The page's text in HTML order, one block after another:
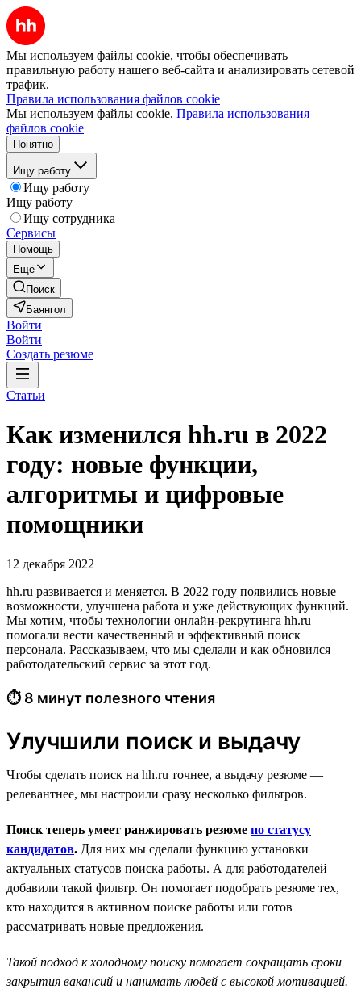
Мы используем файлы cookie, чтобы обеспечивать
правильную работу нашего веб-сайта и анализировать сетевой
трафик.
Правила использования файлов cookie
Мы используем файлы cookie. Правила использования
файлов cookie
Понятно
Ищу работу
Ищу работу
Ищу работу
Ищу сотрудника
Сервисы
Помощь
Ещё
Поиск
Баянгол
Войти
Войти
Создать резюме
Статьи
Как изменился hh.ru в 2022
году: новые функции,
алгоритмы и цифровые
помощники
12 декабря 2022
hh.ru развивается и меняется. В 2022 году появились новые
возможности, улучшена работа и уже действующих функций.
Мы хотим, чтобы технологии онлайн-рекрутинга hh.ru
помогали вести качественный и эффективный поиск
персонала. Рассказываем, что мы сделали и как обновился
работодательский сервис за этот год.
⏱ 8 минут полезного чтения
Улучшили поиск и выдачу
Чтобы сделать поиск на hh.ru точнее, а выдачу резюме —
релевантнее, мы настроили сразу несколько фильтров.
Поиск теперь умеет ранжировать резюме по статусу
кандидатов. Для них мы сделали функцию установки
актуальных статусов поиска работы. А для работодателей
добавили такой фильтр. Он помогает подобрать резюме тех,
кто находится в активном поиске работы или готов
рассматривать новые предложения.
Такой подход к холодному поиску помогает сокращать сроки
закрытия вакансий и нанимать людей с высокой мотивацией.